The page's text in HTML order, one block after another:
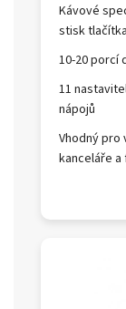
Kávové
stisk tlačítka
10-20 porcí
11
nápojů
Vhodný pro
kanceláře a